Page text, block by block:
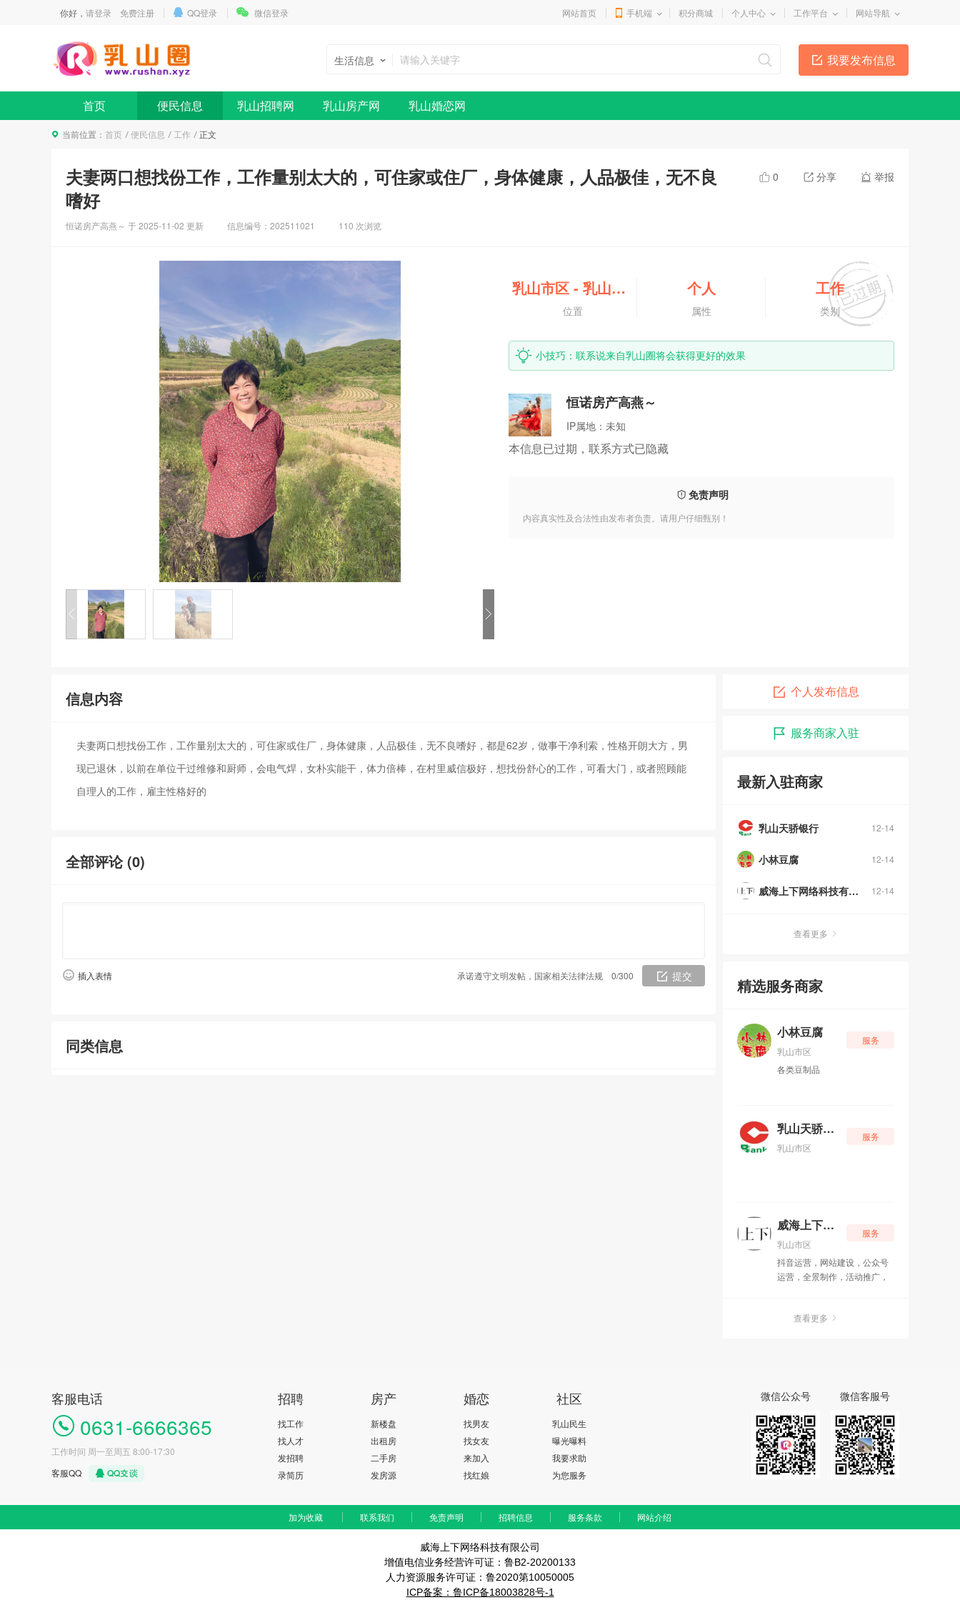
你好， 请登录 免费注册 QQ登录 微信登录 网站首页 手机端 积分商城 个人中心 工作平台 网站导航
我要发布信息
生活信息
首页 便民信息 乳山招聘网 乳山房产网 乳山婚恋网
当前位置： 首页 便民信息 工作 正文
0 分享 举报
夫妻两口想找份工作，工作量别太大的，可住家或住厂，身体健康，人品极佳，无不良
嗜好
恒诺房产高燕～ 于2025-11-02 更新 信息编号：202511021 110 次浏览
乳山市区 - 乳山市区
位置
个人
属性
工作
类别
小技巧：联系说来自乳山圈将会获得更好的效果
恒诺房产高燕～
IP属地： 未知
本信息已过期，联系方式已隐藏
免责声明
内容真实性及合法性由发布者负责。请用户仔细甄别！
信息内容
夫妻两口想找份工作，工作量别太大的，可住家或住厂，身体健康，人品极佳，无不良嗜好，都是62岁，做事干净利索，性格开朗大方，男
现已退休，以前在单位干过维修和厨师，会电气焊，女朴实能干，体力倍棒，在村里威信极好，想找份舒心的工作，可看大门，或者照顾能
自理人的工作，雇主性格好的
全部评论 (0)
插入表情 提交
承诺遵守文明发帖，国家相关法律法规 0/300
同类信息
个人发布信息
服务商家入驻
最新入驻商家
12-14
乳山天骄银行
12-14
小林豆腐
12-14
威海上下网络科技有限公司
查看更多
精选服务商家
服务
小林豆腐
乳山市区
各类豆制品
服务
乳山天骄银行
乳山市区
服务
威海上下网络科技有限公司
乳山市区
抖音运营，网站建设，公众号
运营，全景制作，活动推广，
查看更多
客服电话
0631-6666365
工作时间 周一至周五 8:00-17:30
客服QQ
招聘
找工作
找人才
发招聘
录简历
房产
新楼盘
出租房
二手房
发房源
婚恋
找男友
找女友
来加入
找红娘
社区
乳山民生
曝光曝料
我要求助
为您服务
微信公众号 微信客服号
加为收藏 联系我们 免责声明 招聘信息 服务条款 网站介绍
威海上下网络科技有限公司
增值电信业务经营许可证：鲁B2-20200133
人力资源服务许可证：鲁2020第10050005
ICP备案：鲁ICP备18003828号-1